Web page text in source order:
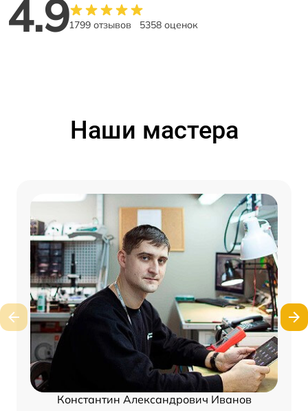
4.91799 отзывов 5358 оценок
Наши мастера
Константин Александрович Иванов